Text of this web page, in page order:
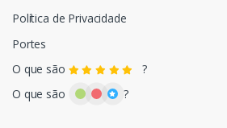
Política de Privacidade
Portes
O que são
?
O que são
?